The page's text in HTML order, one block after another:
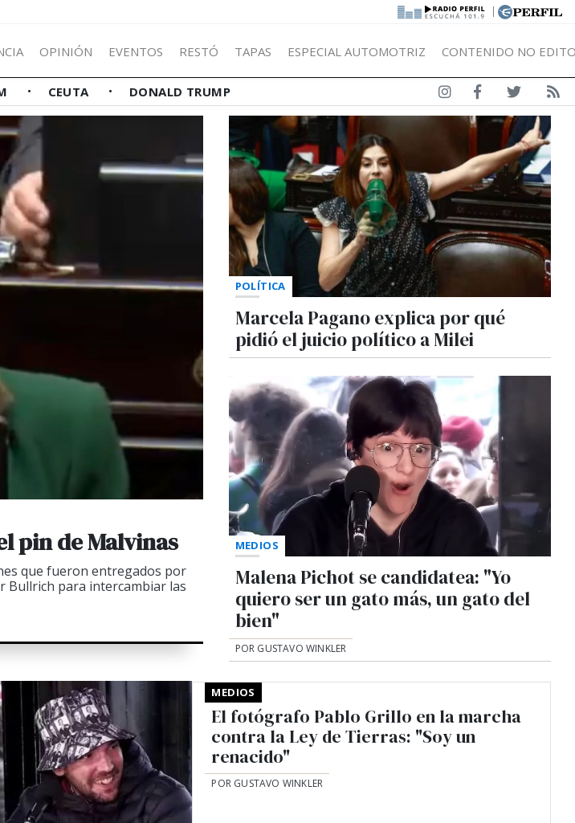
|
OPINIÓN EVENTOS RESTÓ TAPAS ESPECIAL AUTOMOTRIZ CONTENIDO NO
CEUTA DONALD TRUMP
pin de Malvinas
que fueron entregados por
Bullrich para intercambiar las
POLÍTICA
Marcela Pagano explica por qué
pidió el juicio político a Milei
MEDIOS
Malena Pichot se candidatea: "Yo
quiero ser un gato más, un gato del
bien"
POR GUSTAVO WINKLER
MEDIOS
El fotógrafo Pablo Grillo en la marcha
contra la Ley de Tierras: "Soy un
renacido"
POR GUSTAVO WINKLER